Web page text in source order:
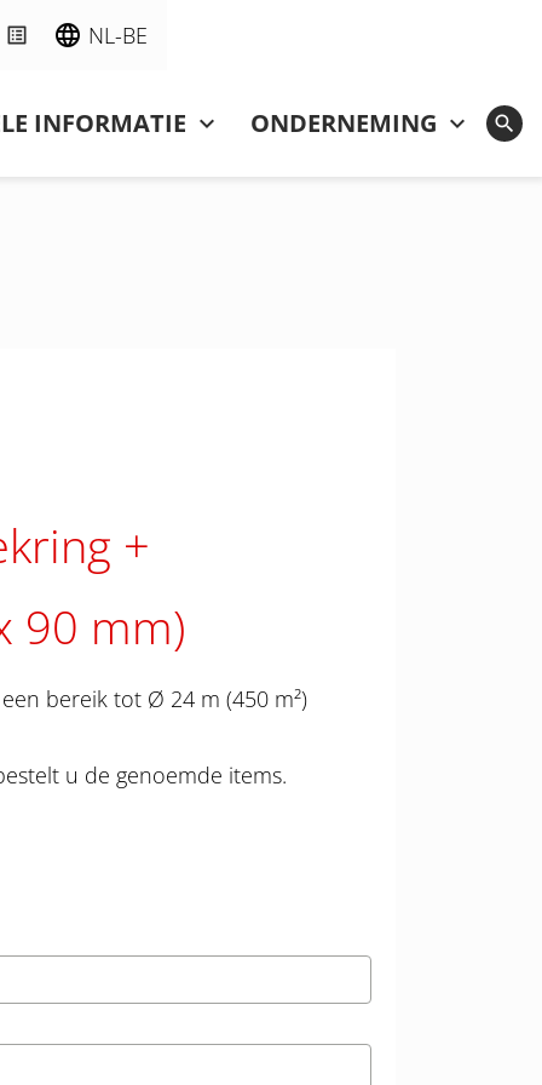
NL-BE
INFORMATIE ONDERNEMING
90 mm)
bereik tot Ø 24 m (450 m²)
u de genoemde items.